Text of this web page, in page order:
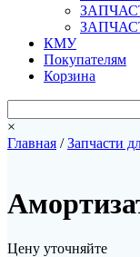
КМУ
Покупателям
Корзина
×
Главная /Запчасти
Цену уточняйте